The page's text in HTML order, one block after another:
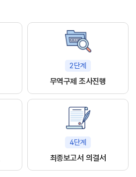
2단계
무역구제 조사진행
4단계
최종보고서 의결서